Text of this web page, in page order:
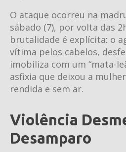
O ataque ocorreu na
sábado (7), por volta das
brutalidade é explícita: o
vítima pelos cabelos,
imobiliza com um “mata-
asfixia que deixou a
rendida e sem ar.
Violência
Desamparo